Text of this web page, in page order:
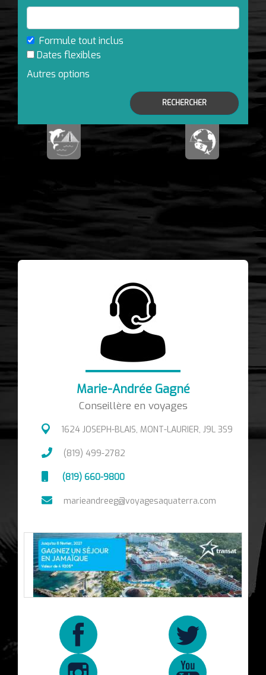
Formule tout inclus
Dates flexibles
Autres options
RECHERCHER
Marie-Andrée Gagné
Conseillère en voyages
1624 JOSEPH-BLAIS, MONT-LAURIER, J9L 3S9
(819) 499-2782
(819) 660-9800
marieandreeg@voyagesaquaterra.com